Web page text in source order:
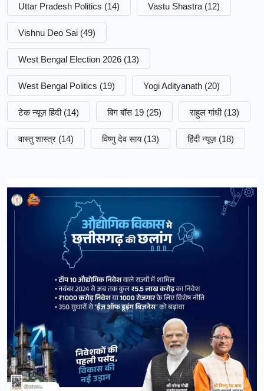
Uttar Pradesh Politics (14) Vastu Shastra (12)
Vishnu Deo Sai (49)
West Bengal Election 2026 (13)
West Bengal Politics (19) Yogi Adityanath (20)
टेक न्यूज़ हिंदी (14) बिग बॉस 19 (25) राहुल गांधी (13)
वास्तु शास्त्र (14) विष्णु देव साय (13) हिंदी न्यूज़ (18)